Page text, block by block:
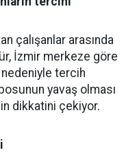
çalışanlar arasında
İzmir merkeze göre
tercih
yavaş olması
dikkatini çekiyor.